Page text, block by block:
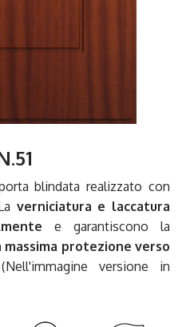
blindata realizzato con
verniciatura e laccatura
e garantiscono la
protezione verso
versione in